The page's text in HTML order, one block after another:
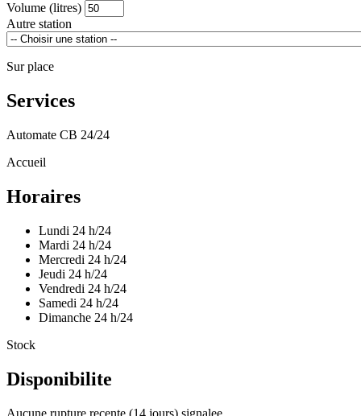
Volume (litres)
Autre station
Sur place
Services
Automate CB 24/24
Accueil
Horaires
Lundi 24 h/24
Mardi 24 h/24
Mercredi 24 h/24
Jeudi 24 h/24
Vendredi 24 h/24
Samedi 24 h/24
Dimanche 24 h/24
Stock
Disponibilite
Aucune rupture recente (14 jours) signalee.